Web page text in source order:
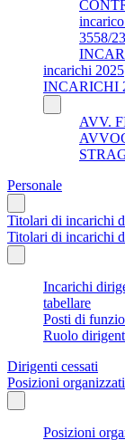
3558/23
incarichi 2025
INCARICHI
AVV.
Personale
Titolari di incarichi
Titolari di incarichi
Incarichi
tabellare
Posti di
Ruolo
Dirigenti cessati
Posizioni
Posizioni